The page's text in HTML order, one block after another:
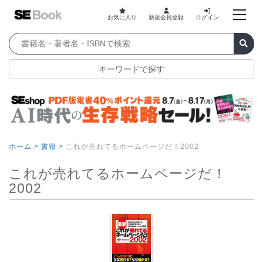
お気に入り 新規会員登録 ログイン
キーワードで探す
ホーム > 書籍 > これが売れてるホームページだ！2002
これが売れてるホームページだ！
2002